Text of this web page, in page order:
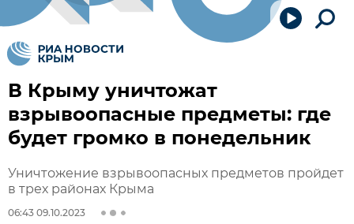
В Крыму уничтожат
взрывоопасные предметы: где
будет громко в понедельник
Уничтожение взрывоопасных предметов пройдет
в трех районах Крыма
06:43 09.10.2023